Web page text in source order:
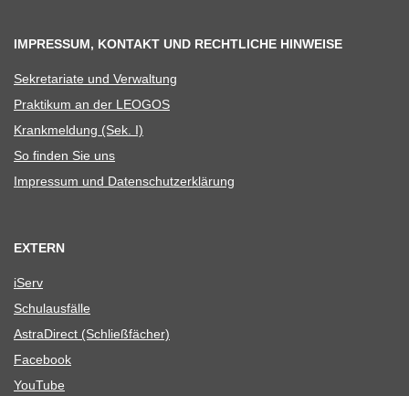
IMPRESSUM, KONTAKT UND RECHTLICHE HINWEISE
Sekre­ta­riate und Verwaltung
Prak­ti­kum an der LEOGOS
Krank­mel­dung (Sek. I)
So fin­den Sie uns
Impres­sum und Datenschutzerklärung
EXTERN
iServ
Schul­aus­fälle
Astra­Di­rect (Schließ­fä­cher)
Face­book
You­Tube